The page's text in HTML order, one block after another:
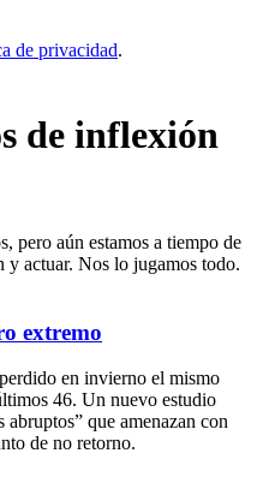
de privacidad.
de inflexión
pero aún estamos a tiempo de
y actuar. Nos lo jugamos todo.
extremo
en invierno el mismo
46. Un nuevo estudio
que amenazan con
de no retorno.